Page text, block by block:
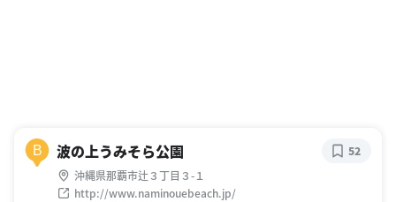
B 波の上うみそら公園
沖縄県那覇市辻３丁目３-１
http://www.naminouebeach.jp/
52